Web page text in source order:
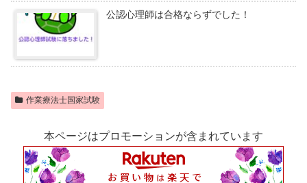
公認心理師は合格ならずでした！
作業療法士国家試験
本ページはプロモーションが含まれています